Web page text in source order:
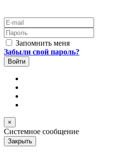
E-mail
Пароль
Запомнить меня
Забыли свой пароль?
×
Системное сообщение
Закрыть